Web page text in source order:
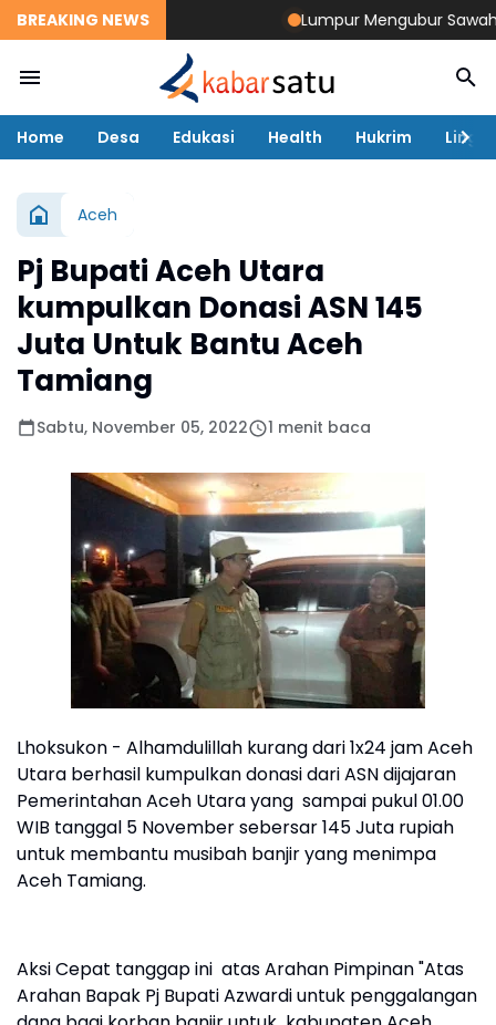
BREAKING NEWS Lumpur Mengubur Sawah
Home Desa Edukasi Health Hukrim
Aceh
Pj Bupati Aceh Utara
kumpulkan Donasi ASN 145
Juta Untuk Bantu Aceh
Tamiang
Sabtu, November 05, 2022 1 menit baca
Lhoksukon - Alhamdulillah kurang dari 1x24 jam Aceh
Utara berhasil kumpulkan donasi dari ASN dijajaran
Pemerintahan Aceh Utara yang sampai pukul 01.00
WIB tanggal 5 November sebersar 145 Juta rupiah
untuk membantu musibah banjir yang menimpa
Aceh Tamiang.
Aksi Cepat tanggap ini atas Arahan Pimpinan "Atas
Arahan Bapak Pj Bupati Azwardi untuk penggalangan